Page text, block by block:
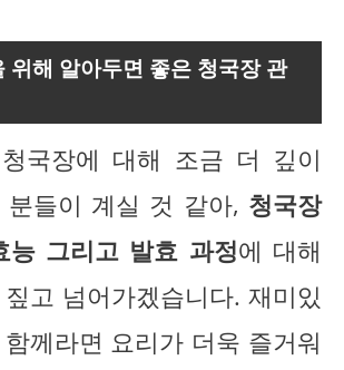
위해 알아두면 좋은 청국장 관
국장에 대해 조금 더 깊이
분들이 계실 것 같아, 청국장
능 그리고 발효 과정에 대해
고 넘어가겠습니다. 재미있
께라면 요리가 더욱 즐거워